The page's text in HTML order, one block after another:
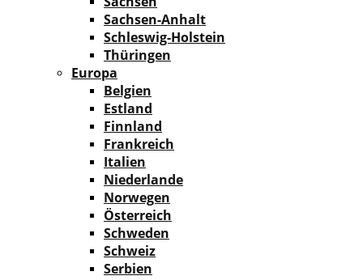
Sachsen-Anhalt
Schleswig-Holstein
Thüringen
Europa
Belgien
Estland
Finnland
Frankreich
Italien
Niederlande
Norwegen
Österreich
Schweden
Schweiz
Serbien